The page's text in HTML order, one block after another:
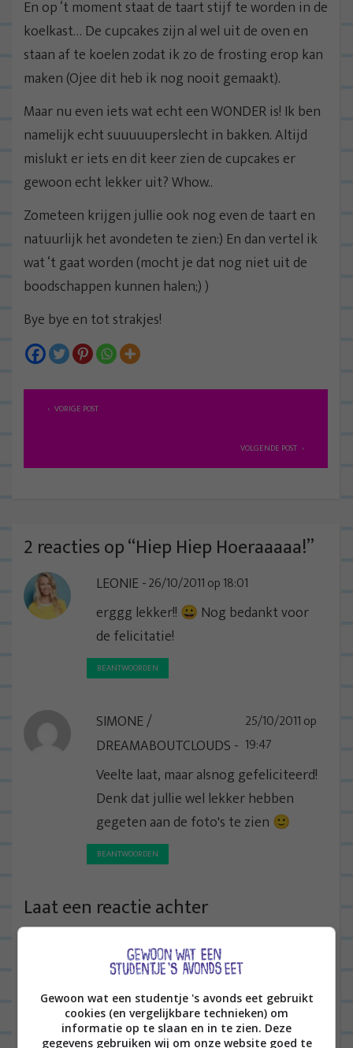
En op ‘t moment staat de taart stijf te worden in de
koelkast… De cupcakes zijn al wel uit de oven en
staan af te koelen zodat ik zo de frosting erop kan
maken (Ojee dit heb ik nog nooit gemaakt).
Maar nu even iets wat echt een WONDER is! Ik ben
namelijk echt suuuuuperslecht in bakken. Altijd
mislukt er iets en dit keer zien de cupcakes er
gewoon echt lekker uit? Whow..
Zometeen krijgen jullie ook nog even de taart en
natuurlijk het avondeten te zien:) En dan vertel ik
wat ‘t gaat worden (mocht je dat nog niet uit de
boodschappen kunnen halen;) )
Bye bye en tot strakjes!
i
t
a
v
i
e
VORIGE POST
VOLGENDE POST
2 reacties op “Hiep Hiep Hoeraaaaa!”
LEONIE 26/10/2011 op 18:01
erggg lekker!! 😀 Nog bedankt voor
de felicitatie!
BEANTWOORDEN
SIMONE /
DREAMABOUTCLOUDS
25/10/2011 op
19:47
Veelte laat, maar alsnog gefeliciteerd!
Denk dat jullie wel lekker hebben
gegeten aan de foto's te zien 🙂
BEANTWOORDEN
Laat een reactie achter
velden zijn gemarkeerd met*
Gewoon wat een studentje 's avonds eet gebruikt
cookies (en vergelijkbare technieken) om
informatie op te slaan en in te zien. Deze
gegevens gebruiken wij om onze website goed te